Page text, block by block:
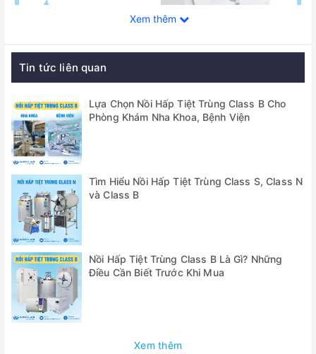
Nồi Hấp Tiệt Trùng 100 Lít Jibimed
WS-100YV - Sấy Chân Không
Ứng dụng:
Chủ yếu được sử dụng trong bệnh viện, công nghiệp hóa
chất, thực phẩm, nghiên cứu khoa học, dược phẩm và các
đơn vị khác để khử trùng và khử trùng dụng cụ phẫu thuật,
băng gạc, thuốc men, môi trường nuôi cấy, thực phẩm, v.v.
Xem thêm
Tin tức liên quan
Lựa Chọn Nồi Hấp Tiệt Trùng Class B Cho
Phòng Khám Nha Khoa, Bệnh Viện
Tìm Hiểu Nồi Hấp Tiệt Trùng Class S, Class N
và Class B
Nồi Hấp Tiệt Trùng Class B Là Gì? Những
Điều Cần Biết Trước Khi Mua
Xem thêm